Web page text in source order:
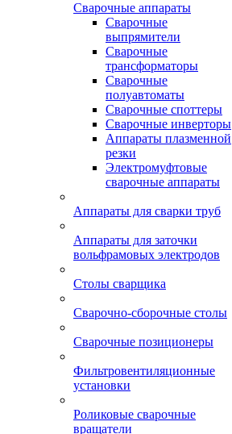
Сварочные аппараты
Сварочные
выпрямители
Сварочные
трансформаторы
Сварочные
полуавтоматы
Сварочные споттеры
Сварочные инверторы
Аппараты плазменной
резки
Электромуфтовые
сварочные аппараты
Аппараты для сварки труб
Аппараты для заточки
вольфрамовых электродов
Столы сварщика
Сварочно-сборочные столы
Сварочные позиционеры
Фильтровентиляционные
установки
Роликовые сварочные
вращатели